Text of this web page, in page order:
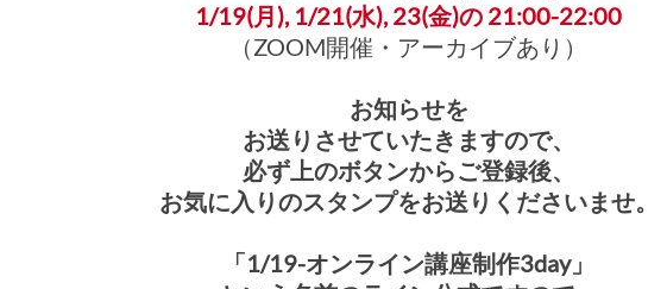
1/19(月), 1/21(水), 23(金)の 21:00-22:00
（ZOOM開催・アーカイブあり）
お知らせを
お送りさせていたきますので、
必ず上のボタンからご登録後、
お気に入りのスタンプをお送りくださいませ。
「1/19-オンライン講座制作3day」